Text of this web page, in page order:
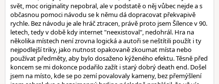
svět, moc originality nepobral, ale v podstatě o něj vůbec nejde a s
občasnou pomoci návodu se k němu dá dopracovat překvapivě
rychle. Bez návodu je ale hráč ztracen, právě proto jsem Šílence v 90.
letech, tedy v době kdy internet "neexistoval", nedohrál. Hra na
několika místech není zrovna logická a autoři se neštítili použít i ty
nejpodlejší triky, jako nutnost opakovaně zkoumat místa nebo
používat předměty, aby bylo dosaženo kýženého efektu. Těsně před
koncem se mi dokonce podařilo zažít i starý dobrý death end. Došel
jsem na místo, kde se po zemí povalovaly kameny, bez přemýšlení